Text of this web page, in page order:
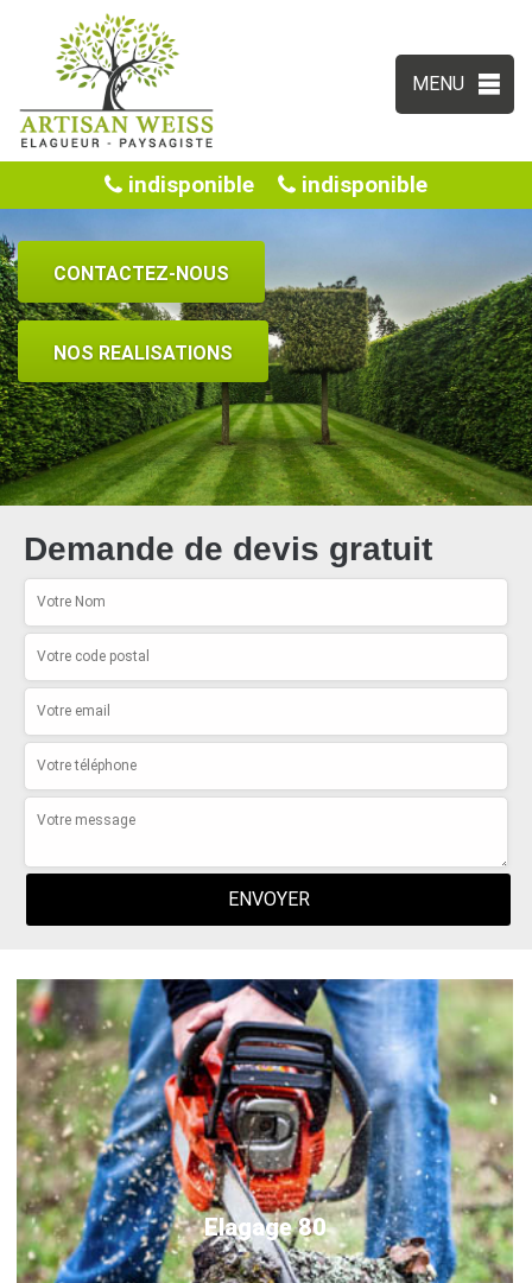
MENU
indisponible indisponible
CONTACTEZ-NOUS
NOS REALISATIONS
Demande de devis gratuit
Elagage 80